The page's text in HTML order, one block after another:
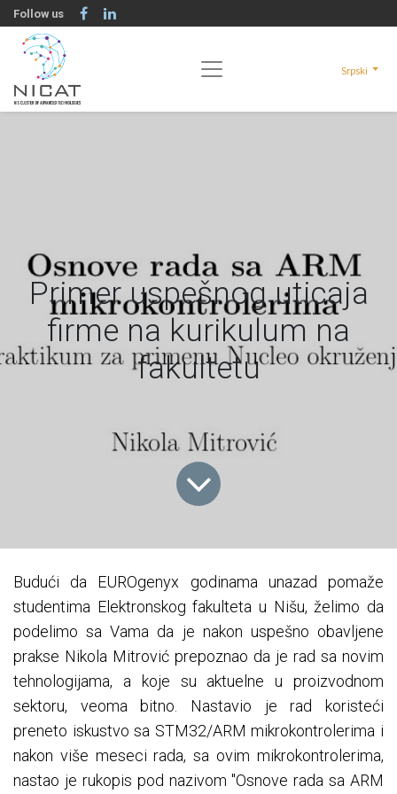
Follow us
Srpski
Primer uspešnog uticaja
firme na kurikulum na
fakultetu
Budući da EUROgenyx godinama unazad pomaže
studentima Elektronskog fakulteta u Nišu, želimo da
podelimo sa Vama da je nakon uspešno obavljene
prakse Nikola Mitrović prepoznao da je rad sa novim
tehnologijama, a koje su aktuelne u proizvodnom
sektoru, veoma bitno. Nastavio je rad koristeći
preneto iskustvo sa STM32/ARM mikrokontrolerima i
nakon više meseci rada, sa ovim mikrokontrolerima,
nastao je rukopis pod nazivom "Osnove rada sa ARM